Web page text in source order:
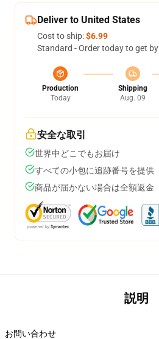
Deliver to United States
Cost to ship:$6.99
Standard - Order today to get by
Production
Today
Shipping
Aug. 09
安全な取引
世界中どこでもお届け
すべての小包に追跡番号を提供
商品が届かない場合は全額返金
説明
お問い合わせ